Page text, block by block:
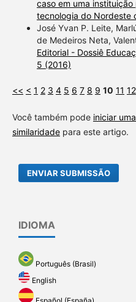
caso em uma
tecnologia do Nordeste
José Yvan P. Leite,
de Medeiros Neta,
Editorial - Dossiê
5 (2016)
<< < 1 2 3 4 5 6 7 8 9 10 11 12
Você também pode iniciar
similaridadepara este artigo.
ENVIAR SUBMISSÃO
IDIOMA
Português (Brasil)
English